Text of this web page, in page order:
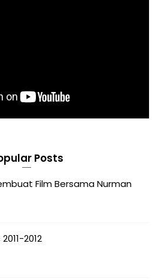
Posts
Film Bersama Nurman
2012